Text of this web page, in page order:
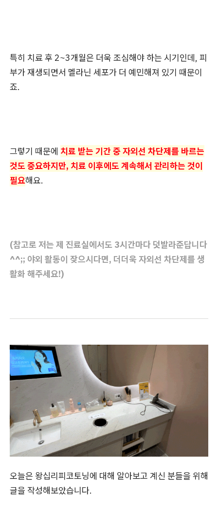
특히 치료 후 2~3개월은 더욱 조심해야 하는 시기인데, 피
부가 재생되면서 멜라닌 세포가 더 예민해져 있기 때문이
죠.
그렇기 때문에 치료 받는 기간 중 자외선 차단제를 바르는
것도 중요하지만, 치료 이후에도 계속해서 관리하는 것이
필요해요.
(참고로 저는 제 진료실에서도 3시간마다 덧발라준답니다
^^;; 야외 활동이 잦으시다면, 더더욱 자외선 차단제를 생
활화 해주세요!)
오늘은 왕십리피코토닝에 대해 알아보고 계신 분들을 위해
글을 작성해보았습니다.